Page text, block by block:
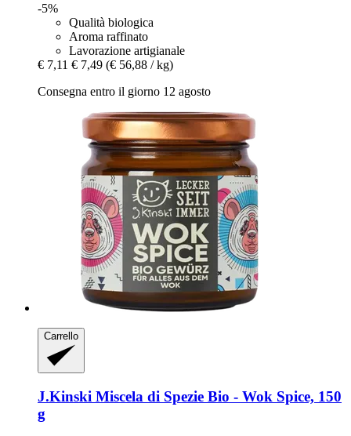
-5%
Qualità biologica
Aroma raffinato
Lavorazione artigianale
€ 7,11 € 7,49 (€ 56,88 / kg)
Consegna entro il giorno 12 agosto
Carrello
J.Kinski Miscela di Spezie Bio -​ Wok Spice, 150
g